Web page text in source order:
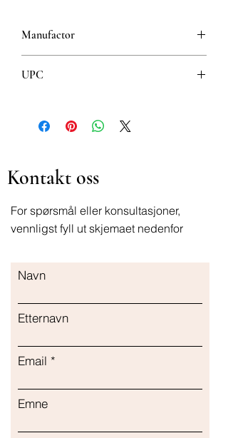
Manufactor
UPC
Kontakt oss
For spørsmål eller konsultasjoner,
vennligst fyll ut skjemaet nedenfor
Navn
Etternavn
Email
Emne